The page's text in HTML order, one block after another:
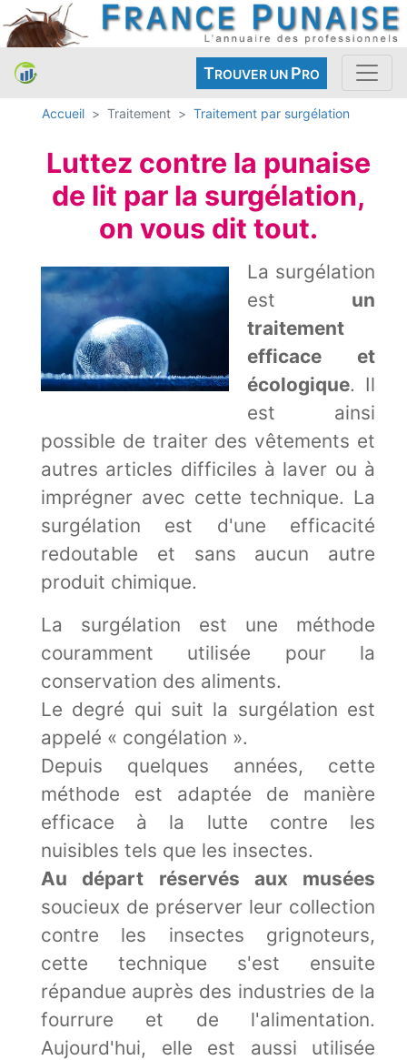
TROUVER UN PRO
Accueil Traitement Traitement par surgélation
Luttez contre la punaise
de lit par la surgélation,
on vous dit tout.
La surgélation
est un
traitement
efficace et
écologique. Il
est ainsi
possible de traiter des vêtements et
autres articles difficiles à laver ou à
imprégner avec cette technique. La
surgélation est d'une efficacité
redoutable et sans aucun autre
produit chimique.
La surgélation est une méthode
couramment utilisée pour la
conservation des aliments.
Le degré qui suit la surgélation est
appelé « congélation ».
Depuis quelques années, cette
méthode est adaptée de manière
efficace à la lutte contre les
nuisibles tels que les insectes.
Au départ réservés aux musées
soucieux de préserver leur collection
contre les insectes grignoteurs,
cette technique s'est ensuite
répandue auprès des industries de la
fourrure et de l'alimentation.
Aujourd'hui, elle est aussi utilisée